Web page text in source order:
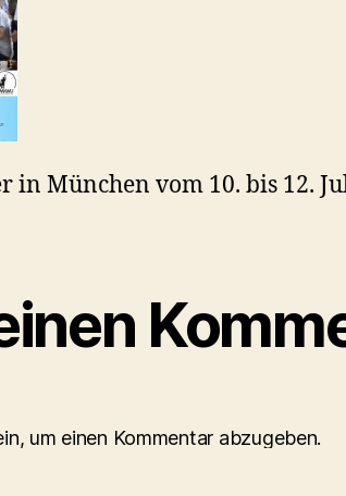
in München vom 10. bis 12.
um einen Kommentar abzugeben.